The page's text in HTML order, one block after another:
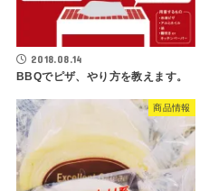
2018.08.14
BBQでピザ、やり方を教えます。
商品情報